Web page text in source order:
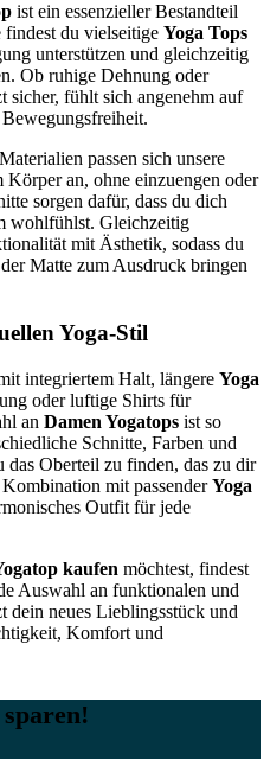
ist ein essenzieller Bestandteil
findest du vielseitige Yoga Tops
unterstützen und gleichzeitig
Ob ruhige Dehnung oder
sicher, fühlt sich angenehm auf
passen sich unsere
Körper an, ohne einzuengen oder
sorgen dafür, dass du dich
wohlfühlst. Gleichzeitig
mit Ästhetik, sodass du
Matte zum Ausdruck bringen
Yoga-Stil
integriertem Halt, längere Yoga
oder luftige Shirts für
an Damen Yogatops ist so
Schnitte, Farben und
das Oberteil zu finden, das zu dir
mit passenderYoga
Outfit für jede
kaufen möchtest, findest
Auswahl an funktionalen und
dein neues Lieblingsstück und
Komfort und